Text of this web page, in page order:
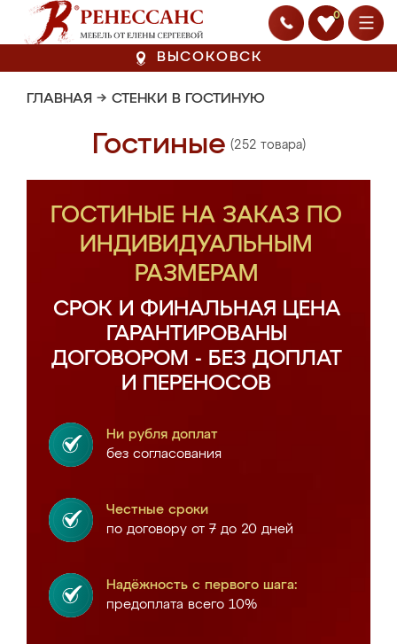
0
ВЫСОКОВСК
ГЛАВНАЯ → СТЕНКИ В ГОСТИНУЮ
Гостиные (252 товара)
ГОСТИНЫЕ НА ЗАКАЗ ПО
ИНДИВИДУАЛЬНЫМ
РАЗМЕРАМ
СРОК И ФИНАЛЬНАЯ ЦЕНА
ГАРАНТИРОВАНЫ
ДОГОВОРОМ - БЕЗ ДОПЛАТ
И ПЕРЕНОСОВ
Ни рубля доплат
без согласования
Честные сроки
по договору от 7 до 20 дней
Надёжность с первого шага:
предоплата всего 10%